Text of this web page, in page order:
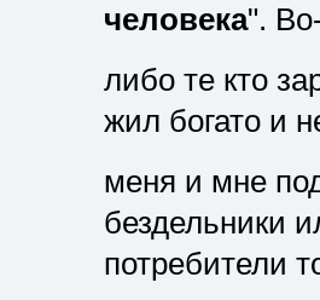
человека".
либо те кто
жил богато и
меня и мне
бездельники
потребители